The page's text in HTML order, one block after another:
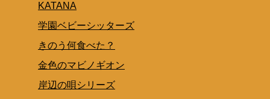
KATANA
学園ベビーシッターズ
きのう何食べた？
金色のマビノギオン
岸辺の唄シリーズ